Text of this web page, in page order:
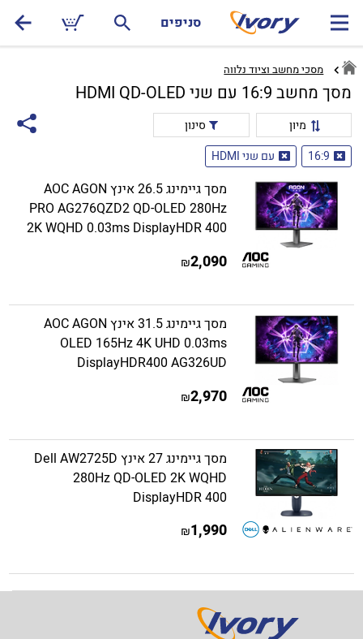
סניפים
מסכי מחשב וציוד נלווה
מסך מחשב 16:9 עם שני HDMI QD-OLED
מיון
סינון
16:9
עם שני HDMI
מסך גיימינג 26.5 אינץ AOC AGON
PRO AG276QZD2 QD-OLED 280Hz
2K WQHD 0.03ms DisplayHDR 400
2,090
₪
מסך גיימינג 31.5 אינץ AOC AGON
OLED 165Hz 4K UHD 0.03ms
DisplayHDR400 AG326UD
2,970
₪
מסך גיימינג 27 אינץ Dell AW2725D
280Hz QD-OLED 2K WQHD
DisplayHDR 400
1,990
₪